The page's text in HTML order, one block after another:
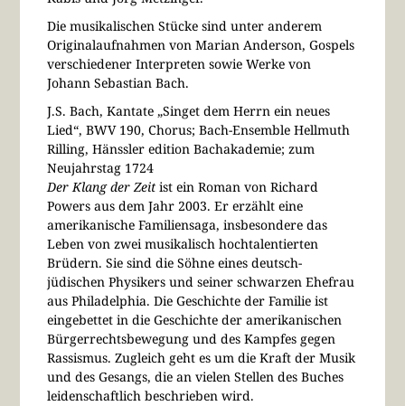
Die musikalischen Stücke sind unter anderem
Originalaufnahmen von Marian Anderson, Gospels
verschiedener Interpreten sowie Werke von
Johann Sebastian Bach.
J.S. Bach, Kantate „Singet dem Herrn ein neues
Lied“, BWV 190, Chorus; Bach-Ensemble Hellmuth
Rilling, Hänssler edition Bachakademie; zum
Neujahrstag 1724
Der Klang der Zeit ist ein Roman von Richard
Powers aus dem Jahr 2003. Er erzählt eine
amerikanische Familiensaga, insbesondere das
Leben von zwei musikalisch hochtalentierten
Brüdern. Sie sind die Söhne eines deutsch-
jüdischen Physikers und seiner schwarzen Ehefrau
aus Philadelphia. Die Geschichte der Familie ist
eingebettet in die Geschichte der amerikanischen
Bürgerrechtsbewegung und des Kampfes gegen
Rassismus. Zugleich geht es um die Kraft der Musik
und des Gesangs, die an vielen Stellen des Buches
leidenschaftlich beschrieben wird.